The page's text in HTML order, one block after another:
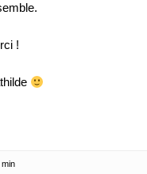
!
min